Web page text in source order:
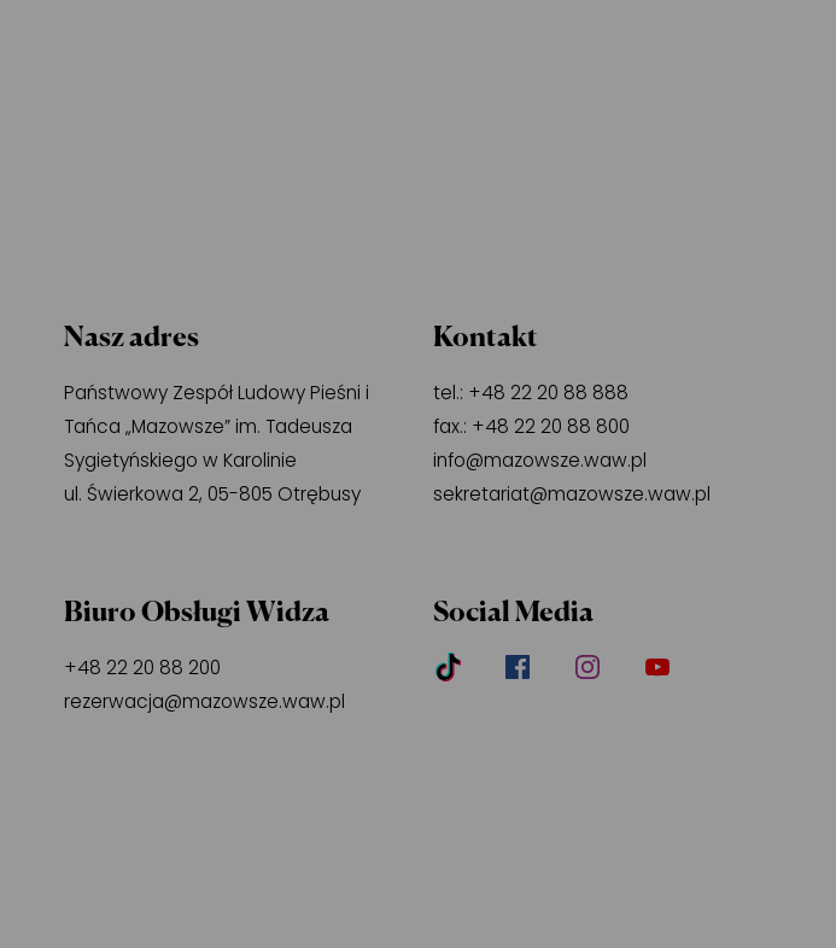
Nasz adres
Państwowy Zespół Ludowy Pieśni i
Tańca „Mazowsze” im. Tadeusza
Sygietyńskiego w Karolinie
ul. Świerkowa 2, 05-805 Otrębusy
Kontakt
tel.: +48 22 20 88 888
fax.: +48 22 20 88 800
info@mazowsze.waw.pl
sekretariat@mazowsze.waw.pl
Biuro Obsługi Widza
+48 22 20 88 200
rezerwacja@mazowsze.waw.pl
Social Media